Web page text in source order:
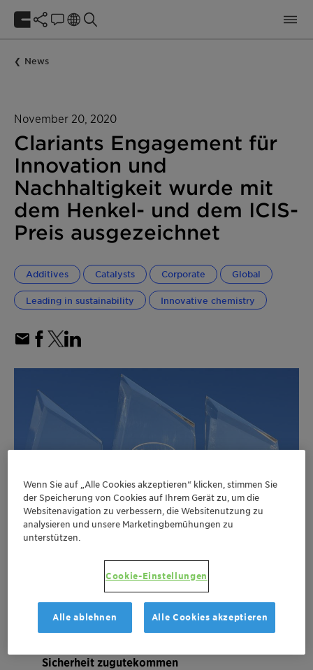
News
November 20, 2020
Clariants Engagement für
Innovation und
Nachhaltigkeit wurde mit
dem Henkel- und dem ICIS-
Preis ausgezeichnet
Additives Catalysts Corporate Global
Leading in sustainability Innovative chemistry
Der Henkel Adhesive Technologies
Sustainability Award 2020 würdigt die starke
Zusammenarbeit bei der Entwicklung
Sicherheit zugutekommen
Wenn Sie auf „Alle Cookies akzeptieren“ klicken, stimmen Sie
der Speicherung von Cookies auf Ihrem Gerät zu, um die
Websitenavigation zu verbessern, die Websitenutzung zu
analysieren und unsere Marketingbemühungen zu
unterstützen.
Cookie-Einstellungen
Alle ablehnen Alle Cookies akzeptieren